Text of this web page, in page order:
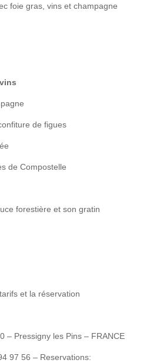
foie gras, vins et champagne
de figues
de Compostelle
forestière et son gratin
et la réservation
– Pressigny les Pins – FRANCE
97 56 – Reservations: